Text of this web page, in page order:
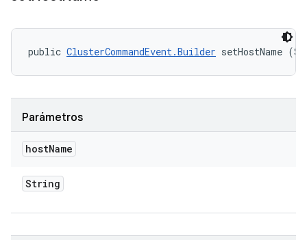
public ClusterCommandEvent.Builder setHostName
Parámetros
hostName
String